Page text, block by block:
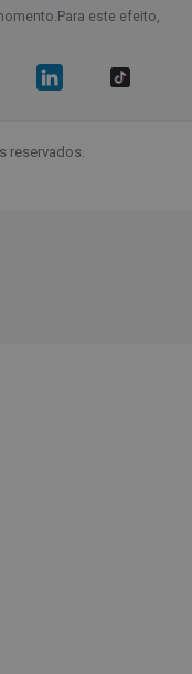
este efeito,
reservados.